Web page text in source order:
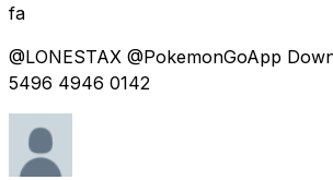
fa
@LONESTAX @PokemonGoApp
5496 4946 0142